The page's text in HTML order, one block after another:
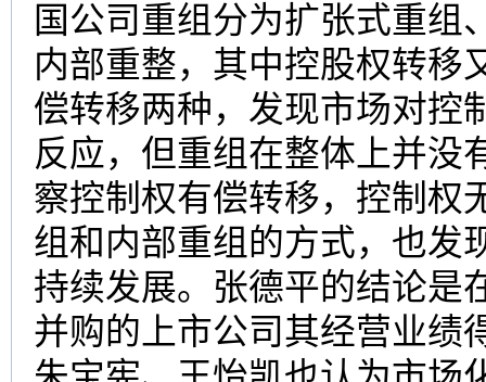
国公司重组分为扩张式重组
内部重整，其中控股权转移
偿转移两种，发现市场对控
反应，但重组在整体上并没
察控制权有偿转移，控制权
组和内部重组的方式，也发
持续发展。张德平的结论是
并购的上市公司其经营业绩